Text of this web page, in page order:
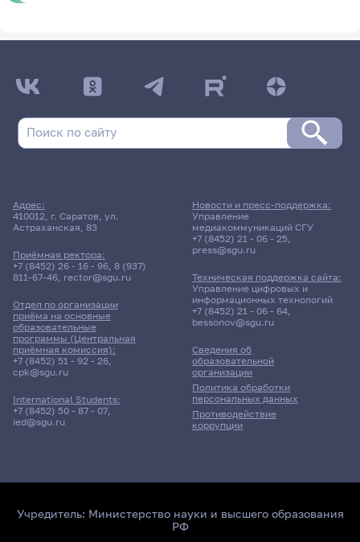
Адрес:
410012, г. Саратов, ул.
Астраханская, 83
Приёмная ректора:
+7 (8452) 26 - 16 - 96, 8 (937)
811-67-46, rector@sgu.ru
Отдел по организации
приёма на основные
образовательные
программы (Центральная
приёмная комиссия):
+7 (8452) 51 - 92 - 26,
cpk@sgu.ru
International Students:
+7 (8452) 50 - 87 - 07,
ied@sgu.ru
Сведения об
образовательной
организации
Политика обработки
персональных данных
Противодействие
коррупции
Новости и пресс-поддержка:
Управление
медиакоммуникаций СГУ
+7 (8452) 21 - 06 - 25,
press@sgu.ru
Техническая поддержка сайта:
Управление цифровых и
информационных технологий
+7 (8452) 21 - 06 - 64,
bessonov@sgu.ru
Учредитель: Министерство науки и высшего образования
РФ